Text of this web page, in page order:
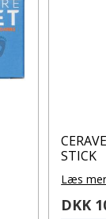
STICK
Læs
DKK